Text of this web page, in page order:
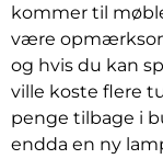
kommer til
være
og hvis du kan
ville koste flere
penge tilbage i
endda en ny